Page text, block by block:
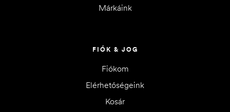
Márkáink
FIÓK & JOG
Fiókom
Elérhetőségeink
Kosár